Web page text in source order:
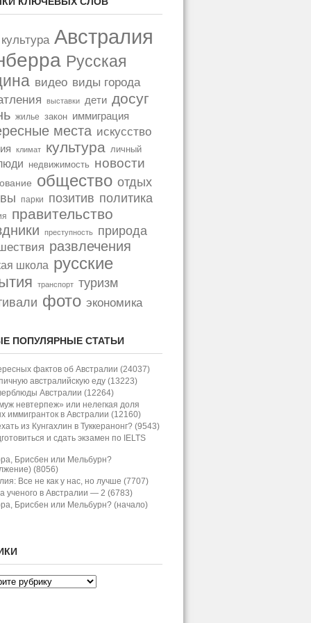
на знаменитом пляже Bondi
акт, потрясший
18:47 местного времени, во
«Chanukah by the Sea»,
праздника Хануки, два
огонь по собравшейся толпе, в
медленный рост
в ноябре рынок был все
например, от Брисбена, где
в отличие от прошлогодней
за октябрь показал, что
с общим подъёмом цен на
в...
транспортная
больше полутора лет идёт
которого началось в
Denman Prospect и Whitlam с
критически важную ось John
2026 года. По меркам
около 227...
Австралия
Русская
видео виды города
выставки дети досуг
жилье закон иммиграция
места искусство
климат культура личный
недвижимость новости
общество отдых
парки позитив политика
правительство
преступность природа
развлечения
школа русские
транспорт туризм
фото экономика
ПОПУЛЯРНЫЕ СТАТЬИ
фактов об Австралии (24037)
австралийскую еду (13223)
Австралии (12264)
невтерпеж» или нелегкая доля
иммигранток в Австралии (12160)
из Кунгахлин в Туккеранонг? (9543)
и сдать экзамен по IELTS
Брисбен или Мельбурн?
(8056)
Все не как у нас, но лучше (7707)
ученого в Австралии — 2 (6783)
Брисбен или Мельбурн? (начало)